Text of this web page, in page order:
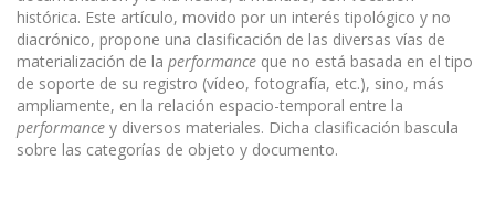
histórica. Este artículo, movido por un interés tipológico y no
diacrónico, propone una clasificación de las diversas vías de
materialización de la performance que no está basada en el tipo
de soporte de su registro (vídeo, fotografía, etc.), sino, más
ampliamente, en la relación espacio-temporal entre la
performance y diversos materiales. Dicha clasificación bascula
sobre las categorías de objeto y documento.